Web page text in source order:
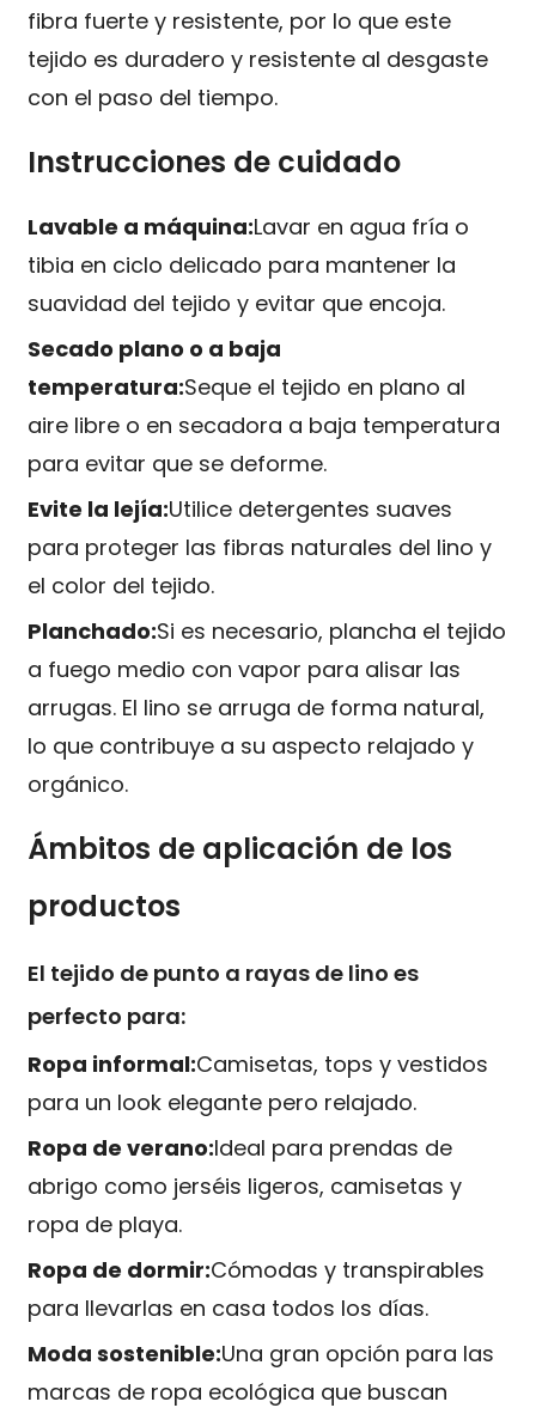
fibra fuerte y resistente, por lo que este
tejido es duradero y resistente al desgaste
con el paso del tiempo.
Instrucciones de cuidado
Lavable a máquina:Lavar en agua fría o
tibia en ciclo delicado para mantener la
suavidad del tejido y evitar que encoja.
Secado plano o a baja
temperatura:Seque el tejido en plano al
aire libre o en secadora a baja temperatura
para evitar que se deforme.
Evite la lejía:Utilice detergentes suaves
para proteger las fibras naturales del lino y
el color del tejido.
Planchado:Si es necesario, plancha el tejido
a fuego medio con vapor para alisar las
arrugas. El lino se arruga de forma natural,
lo que contribuye a su aspecto relajado y
orgánico.
Ámbitos de aplicación de los
productos
El tejido de punto a rayas de lino es
perfecto para:
Ropa informal:Camisetas, tops y vestidos
para un look elegante pero relajado.
Ropa de verano:Ideal para prendas de
abrigo como jerséis ligeros, camisetas y
ropa de playa.
Ropa de dormir:Cómodas y transpirables
para llevarlas en casa todos los días.
Moda sostenible:Una gran opción para las
marcas de ropa ecológica que buscan